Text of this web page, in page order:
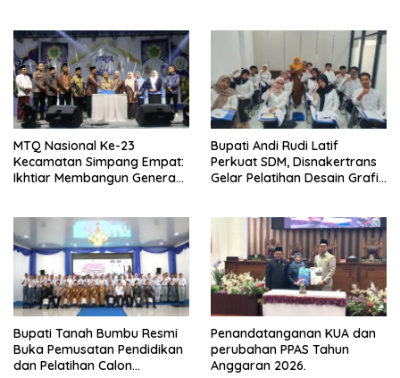
MTQ Nasional Ke-23
Kecamatan Simpang Empat:
Ikhtiar Membangun Generasi
Bupati Andi Rudi Latif
Perkuat SDM, Disnakertrans
Gelar Pelatihan Desain Grafis
Bupati Tanah Bumbu Resmi
Buka Pemusatan Pendidikan
dan Pelatihan Calon
Penandatanganan KUA dan
perubahan PPAS Tahun
Anggaran 2026.